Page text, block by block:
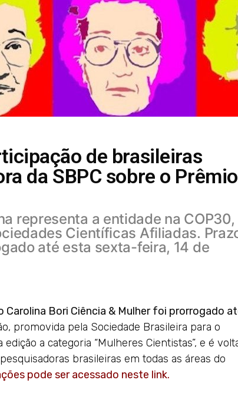
de brasileiras
da SBPC sobre o Prêmio
representa a entidade na COP30,
Científicas Afiliadas.
até esta sexta-feira, 14 de
Carolina Bori Ciência & Mulher foi prorrogado
promovida pela Sociedade Brasileira para o
a categoria “Mulheres Cientistas”, e é
brasileiras em todas as áreas do
pode ser acessado neste link.